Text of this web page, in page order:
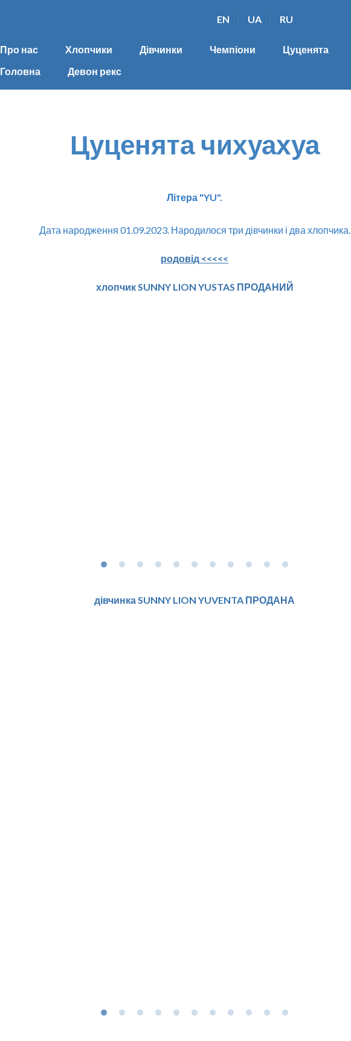
EN UA RU
Про нас Хлопчики Дівчинки Чемпіони Цуценята
Головна
Девон рекс
Цуценята чихуахуа
Літера "YU".
Дата народження 01.09.2023. Народилося три дівчинки і два хлопчика.
родовід <<<<<
хлопчик SUNNY LION YUSTAS ПРОДАНИЙ
дівчинка SUNNY LION YUVENTA ПРОДАНА